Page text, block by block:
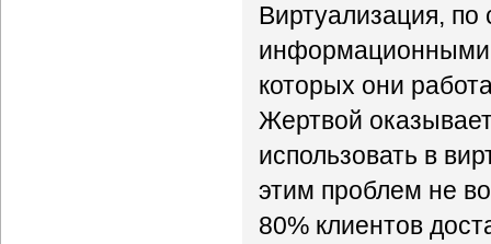
Виртуализация,
информационными
которых они
Жертвой
использовать в
этим проблем не
80% клиентов